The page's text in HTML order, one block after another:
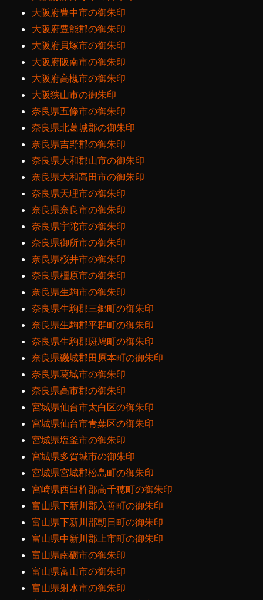
大阪府豊中市の御朱印
大阪府豊能郡の御朱印
大阪府貝塚市の御朱印
大阪府阪南市の御朱印
大阪府高槻市の御朱印
大阪狭山市の御朱印
奈良県五條市の御朱印
奈良県北葛城郡の御朱印
奈良県吉野郡の御朱印
奈良県大和郡山市の御朱印
奈良県大和高田市の御朱印
奈良県天理市の御朱印
奈良県奈良市の御朱印
奈良県宇陀市の御朱印
奈良県御所市の御朱印
奈良県桜井市の御朱印
奈良県橿原市の御朱印
奈良県生駒市の御朱印
奈良県生駒郡三郷町の御朱印
奈良県生駒郡平群町の御朱印
奈良県生駒郡斑鳩町の御朱印
奈良県磯城郡田原本町の御朱印
奈良県葛城市の御朱印
奈良県高市郡の御朱印
宮城県仙台市太白区の御朱印
宮城県仙台市青葉区の御朱印
宮城県塩釜市の御朱印
宮城県多賀城市の御朱印
宮城県宮城郡松島町の御朱印
宮崎県西臼杵郡高千穂町の御朱印
富山県下新川郡入善町の御朱印
富山県下新川郡朝日町の御朱印
富山県中新川郡上市町の御朱印
富山県南砺市の御朱印
富山県富山市の御朱印
富山県射水市の御朱印